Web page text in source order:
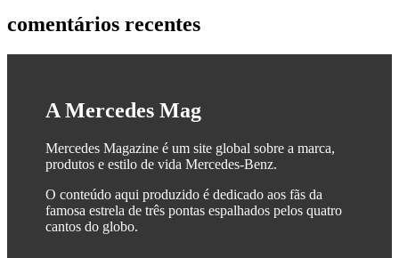
comentários recentes
A Mercedes Mag
Mercedes Magazine é um site global sobre a marca,
produtos e estilo de vida Mercedes-Benz.
O conteúdo aqui produzido é dedicado aos fãs da
famosa estrela de três pontas espalhados pelos quatro
cantos do globo.